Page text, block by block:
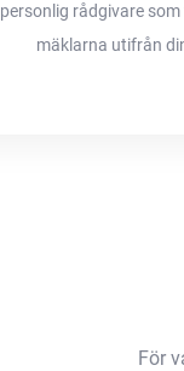
personlig rådgivare
mäklarna utifrån
För